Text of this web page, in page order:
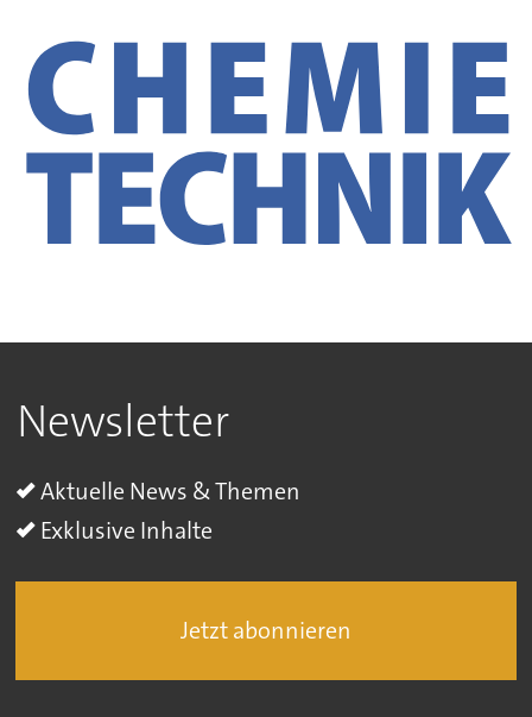
Newsletter
Aktuelle News & Themen
Exklusive Inhalte
Jetzt abonnieren